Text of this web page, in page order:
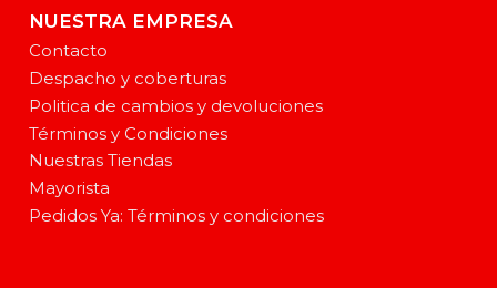
NUESTRA EMPRESA
Contacto
Despacho y coberturas
Politica de cambios y devoluciones
Términos y Condiciones
Nuestras Tiendas
Mayorista
Pedidos Ya: Términos y condiciones